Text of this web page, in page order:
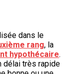
dans le
rang, la
hypothécaire.
délai très rapide